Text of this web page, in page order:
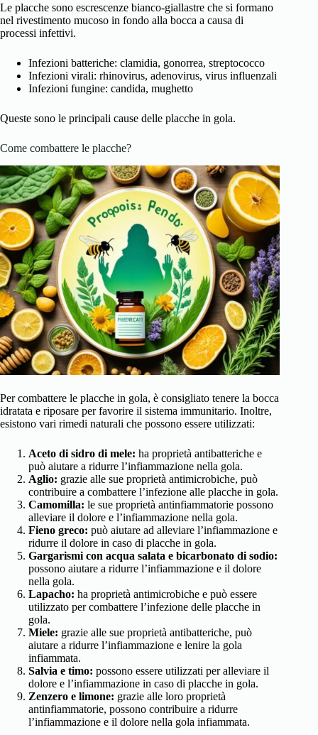
Le placche sono escrescenze bianco-giallastre che si formano
nel rivestimento mucoso in fondo alla bocca a causa di
processi infettivi.
Infezioni batteriche: clamidia, gonorrea, streptococco
Infezioni virali: rhinovirus, adenovirus, virus influenzali
Infezioni fungine: candida, mughetto
Queste sono le principali cause delle placche in gola.
Come combattere le placche?
Per combattere le placche in gola, è consigliato tenere la bocca
idratata e riposare per favorire il sistema immunitario. Inoltre,
esistono vari rimedi naturali che possono essere utilizzati:
Aceto di sidro di mele: ha proprietà antibatteriche e
può aiutare a ridurre l’infiammazione nella gola.
Aglio: grazie alle sue proprietà antimicrobiche, può
contribuire a combattere l’infezione alle placche in gola.
Camomilla: le sue proprietà antinfiammatorie possono
alleviare il dolore e l’infiammazione nella gola.
Fieno greco: può aiutare ad alleviare l’infiammazione e
ridurre il dolore in caso di placche in gola.
Gargarismi con acqua salata e bicarbonato di sodio:
possono aiutare a ridurre l’infiammazione e il dolore
nella gola.
Lapacho: ha proprietà antimicrobiche e può essere
utilizzato per combattere l’infezione delle placche in
gola.
Miele: grazie alle sue proprietà antibatteriche, può
aiutare a ridurre l’infiammazione e lenire la gola
infiammata.
Salvia e timo: possono essere utilizzati per alleviare il
dolore e l’infiammazione in caso di placche in gola.
Zenzero e limone: grazie alle loro proprietà
antinfiammatorie, possono contribuire a ridurre
l’infiammazione e il dolore nella gola infiammata.